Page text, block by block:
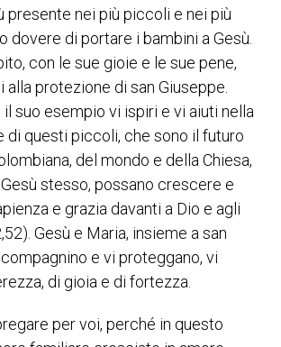
presente nei più piccoli e nei più
dovere di portare i bambini a Gesù.
con le sue gioie e le sue pene,
alla protezione di san Giuseppe.
il suo esempio vi ispiri e vi aiuti nella
di questi piccoli, che sono il futuro
del mondo e della Chiesa,
stesso, possano crescere e
e grazia davanti a Dio e agli
Gesù e Maria, insieme a san
e vi proteggano, vi
di gioia e di fortezza.
per voi, perché in questo